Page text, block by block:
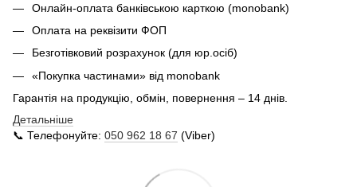
Онлайн-оплата банківською карткою (monobank)
Оплата на реквізити ФОП
Безготівковий розрахунок (для юр.осіб)
«Покупка частинами» від monobank
Гарантія на продукцію, обмін, повернення – 14 днів.
Детальніше
📞 Телефонуйте: 050 962 18 67 (Viber)